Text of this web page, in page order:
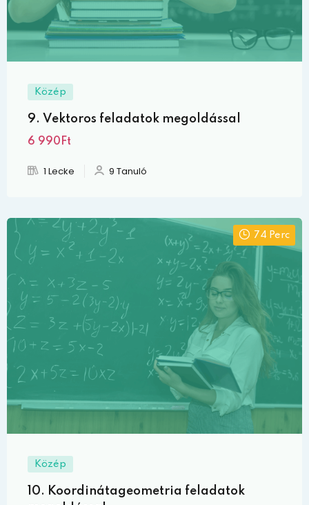
Közép
9. Vektoros feladatok megoldással
6 990Ft
1 Lecke 9 Tanuló
74 Perc
Közép
10. Koordinátageometria feladatok